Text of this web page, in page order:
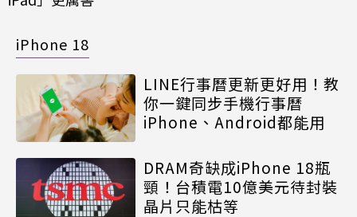
iPhone 18
LINE行事曆更新更好用！教
你一鍵同步手機行事曆
iPhone、Android都能用
DRAM奇缺成iPhone 18瓶
頸！台積電10億美元待封裝
晶片只能枯等